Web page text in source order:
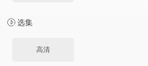
选集
高清